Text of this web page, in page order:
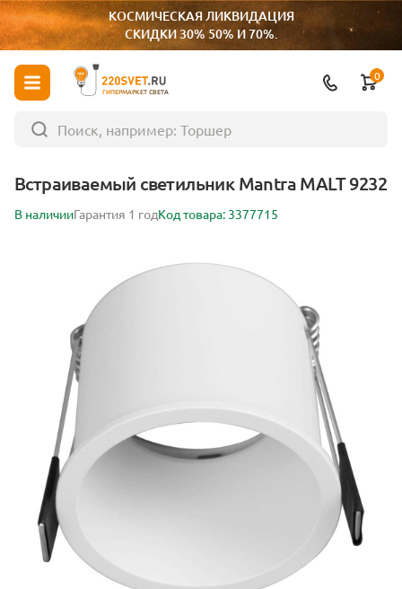
КОСМИЧЕСКАЯ ЛИКВИДАЦИЯ
СКИДКИ 30% 50% И 70%.
ГИПЕРМАРКЕТ СВЕТА
0
Встраиваемый светильник Mantra MALT 9232
В наличииГарантия 1 годКод товара: 3377715